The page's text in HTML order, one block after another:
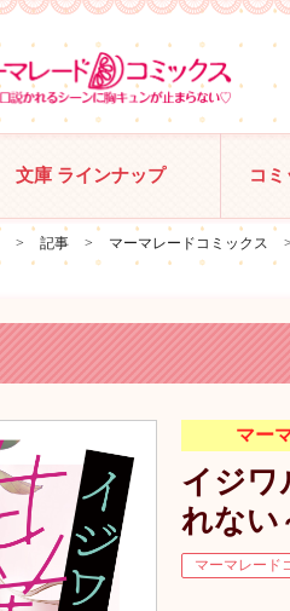
文庫 ラインナップ コ
> 記事 > マーマレードコミックス >
マー
イジワ
れない
マーマレード